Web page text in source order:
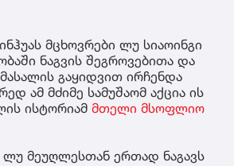
მცხოვრები ლუ სიაოინგი
ნაგვის შეგროვებითა და
გაყიდვით ირჩენდა
ამ მძიმე სამუშაომ აქცია ის
ისტორიამ მთელი მსოფლიო
მეუღლესთან ერთად ნაგავს